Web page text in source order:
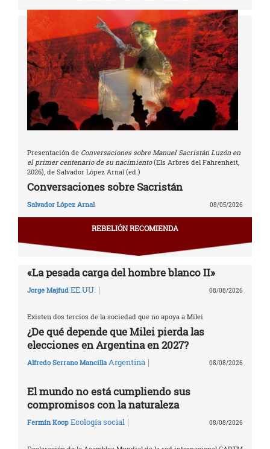
Presentación de Conversaciones sobre Manuel Sacristán Luzón en
el primer centenario de su nacimiento(Els Arbres del Fahrenheit,
2026), de Salvador López Arnal (ed.)
Conversaciones sobre Sacristán
Salvador López Arnal 08/05/2026
REBELIÓN RECOMIENDA
«La pesada carga del hombre blanco II»
Jorge Majfud EE.UU. | 08/08/2026
Existen dos tercios de la sociedad que no apoya a Milei
¿De qué depende que Milei pierda las
elecciones en Argentina en 2027?
Alfredo Serrano Mancilla Argentina | 08/08/2026
El mundo no está cumpliendo sus
compromisos con la naturaleza
Fermín Koop Ecología social | 08/08/2026